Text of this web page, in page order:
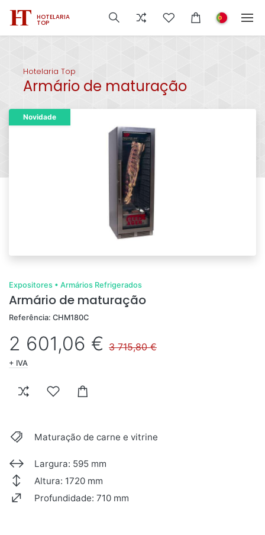
HOTELARIA
TOP
Hotelaria Top
Armário de maturação
Novidade
Expositores • Armários Refrigerados
Armário de maturação
Referência: CHM180C
2 601,06 € 3 715,80 €
+ IVA
Maturação de carne e vitrine
Largura: 595 mm
Altura: 1720 mm
Profundidade: 710 mm